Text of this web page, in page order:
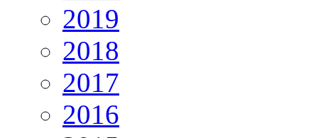
2019
2018
2017
2016